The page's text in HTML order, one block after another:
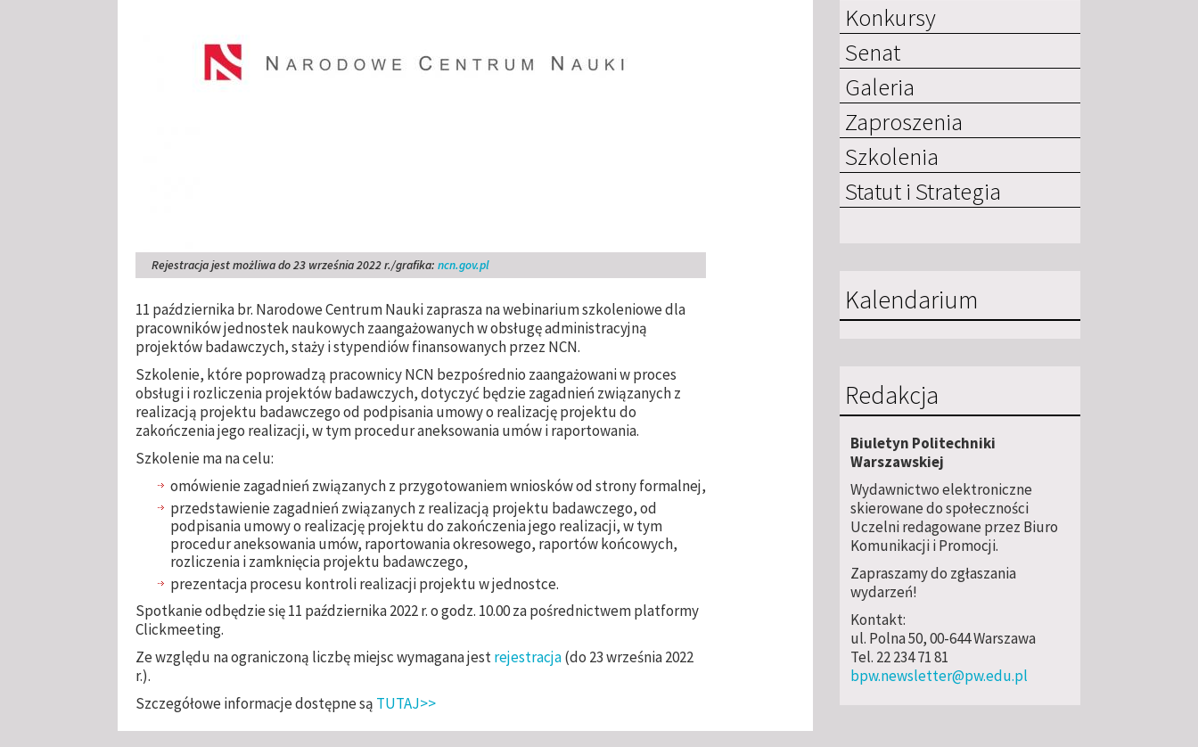
Rejestracja jest możliwa do 23 września 2022 r./grafika: ncn.gov.pl
11 października br. Narodowe Centrum Nauki zaprasza na webinarium szkoleniowe dla
pracowników jednostek naukowych zaangażowanych w obsługę administracyjną
projektów badawczych, staży i stypendiów finansowanych przez NCN.
Szkolenie, które poprowadzą pracownicy NCN bezpośrednio zaangażowani w proces
obsługi i rozliczenia projektów badawczych, dotyczyć będzie zagadnień związanych z
realizacją projektu badawczego od podpisania umowy o realizację projektu do
zakończenia jego realizacji, w tym procedur aneksowania umów i raportowania.
Szkolenie ma na celu:
omówienie zagadnień związanych z przygotowaniem wniosków od strony formalnej,
przedstawienie zagadnień związanych z realizacją projektu badawczego, od
podpisania umowy o realizację projektu do zakończenia jego realizacji, w tym
procedur aneksowania umów, raportowania okresowego, raportów końcowych,
rozliczenia i zamknięcia projektu badawczego,
prezentacja procesu kontroli realizacji projektu w jednostce.
Spotkanie odbędzie się 11 października 2022 r. o godz. 10.00 za pośrednictwem platformy
Clickmeeting.
Ze względu na ograniczoną liczbę miejsc wymagana jestrejestracja(do 23 września 2022
r.).
Szczegółowe informacje dostępne są TUTAJ>>
Konkursy
Senat
Galeria
Zaproszenia
Szkolenia
Statut i Strategia
Kalendarium
Redakcja
Biuletyn Politechniki
Warszawskiej
Wydawnictwo elektroniczne
skierowane do społeczności
Uczelni redagowane przez Biuro
Komunikacji i Promocji.
Zapraszamy do zgłaszania
wydarzeń!
Kontakt:
ul. Polna 50, 00-644 Warszawa
Tel. 22 234 71 81
bpw.newsletter@pw.edu.pl